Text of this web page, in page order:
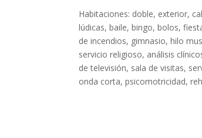
Habitaciones: doble, exterior,
lúdicas, baile, bingo, bolos,
de incendios, gimnasio, hilo
servicio religioso, análisis
de televisión, sala de visitas,
onda corta, psicomotricidad,